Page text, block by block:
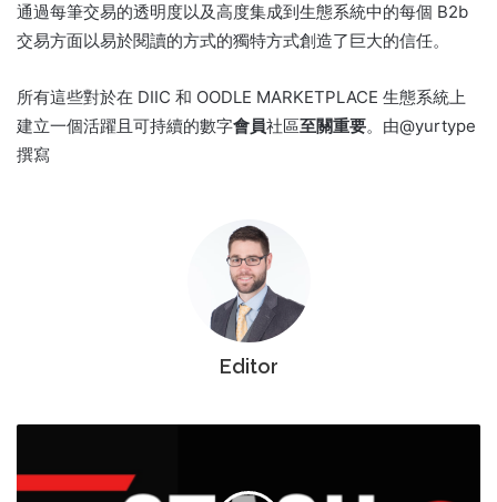
通過每筆交易的透明度以及高度集成到生態系統中的每個 B2b
交易方面以易於閱讀的方式的獨特方式創造了巨大的信任。
所有這些對於在 DIIC 和 OODLE MARKETPLACE 生態系統上
建立一個活躍且可持續的數字會員社區至關重要。 由@yurtype
撰寫
Editor